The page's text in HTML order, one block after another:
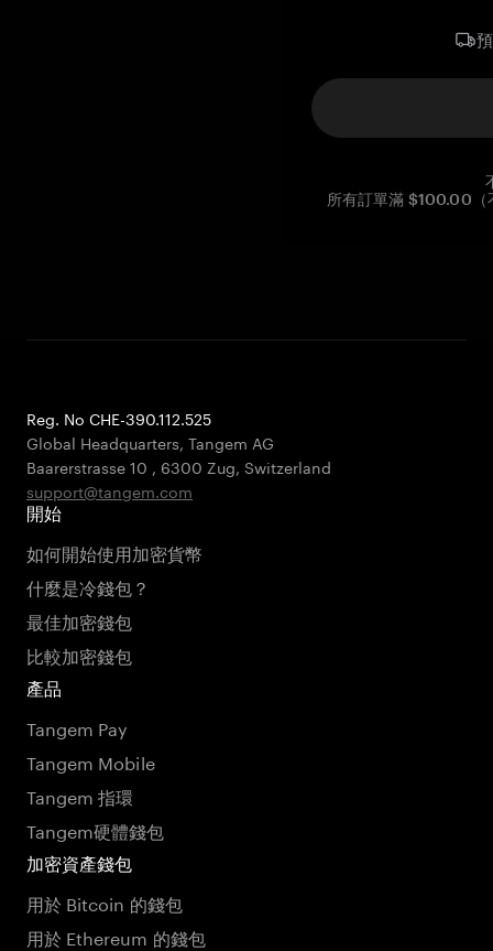
所有訂單滿 $100.00（
Reg. No CHE-390.112.525
Global Headquarters, Tangem AG
Baarerstrasse 10 , 6300 Zug, Switzerland
support@tangem.com
開始
如何開始使用加密貨幣
什麼是冷錢包？
最佳加密錢包
比較加密錢包
產品
Tangem Pay
Tangem Mobile
Tangem 指環
Tangem硬體錢包
加密資產錢包
用於 Bitcoin 的錢包
用於 Ethereum 的錢包